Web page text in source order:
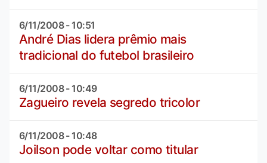
6/11/2008 - 10:51
André Dias lidera prêmio mais
tradicional do futebol brasileiro
6/11/2008 - 10:49
Zagueiro revela segredo tricolor
6/11/2008 - 10:48
Joilson pode voltar como titular